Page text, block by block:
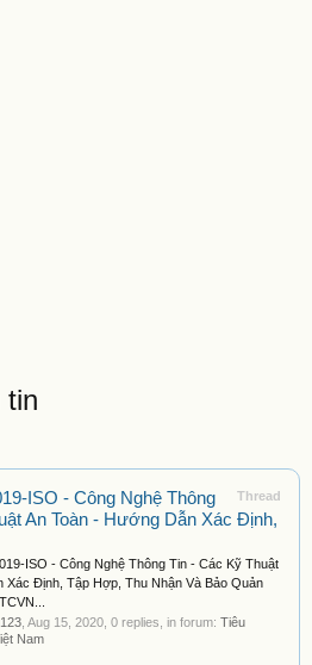
tin
Thread
ISO - Công Nghệ Thông
An Toàn - Hướng Dẫn Xác Định,
ISO - Công Nghệ Thông Tin - Các Kỹ Thuật
Xác Định, Tập Hợp, Thu Nhận Và Bảo Quản
Aug 15, 2020 , 0 replies, in forum: Tiêu
Nam